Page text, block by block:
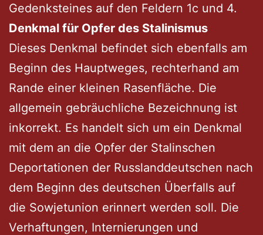
Gedenksteines auf den Feldern 1c und 4.
Denkmal für Opfer des Stalinismus
Dieses Denkmal befindet sich ebenfalls am
Beginn des Hauptweges, rechterhand am
Rande einer kleinen Rasenfläche. Die
allgemein gebräuchliche Bezeichnung ist
inkorrekt. Es handelt sich um ein Denkmal
mit dem an die Opfer der Stalinschen
Deportationen der Russlanddeutschen nach
dem Beginn des deutschen Überfalls auf
die Sowjetunion erinnert werden soll. Die
Verhaftungen, Internierungen und